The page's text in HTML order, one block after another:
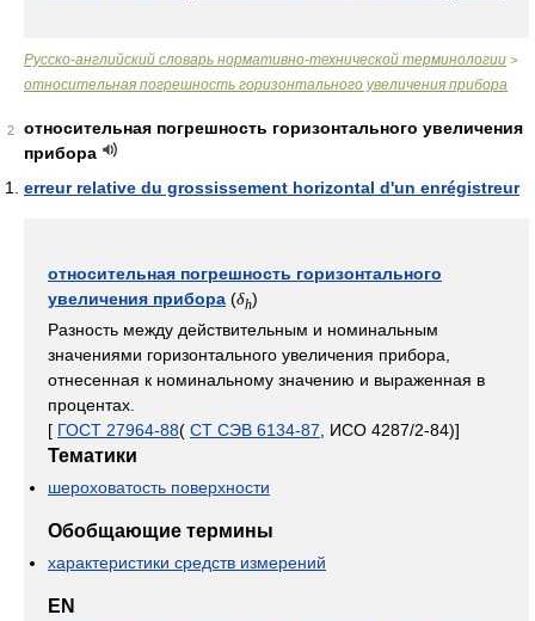
Русско-английский словарь нормативно-технической терминологии >
относительная погрешность горизонтального увеличения прибора
2
относительная погрешность горизонтального увеличения
прибора
erreur relative du grossissement horizontal d'un enrégistreur
относительная погрешность горизонтального
увеличения прибора (δh)
Разность между действительным и номинальным
значениями горизонтального увеличения прибора,
отнесенная к номинальному значению и выраженная в
процентах.
[ ГОСТ 27964-88( СТ СЭВ 6134-87 , ИСО 4287/2-84)]
Тематики
шероховатость поверхности
Обобщающие термины
характеристики средств измерений
EN